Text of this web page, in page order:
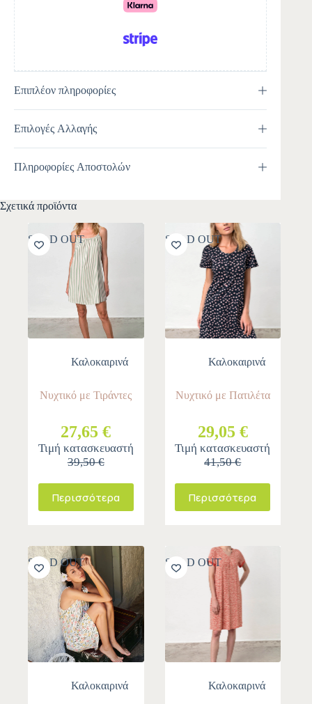
:
Επιπλέον πληροφορίες
Επιλογές Αλλαγής
Πληροφορίες Αποστολών
Σχετικά προϊόντα
SOLD OUT
Καλοκαιρινά
Νυχτικό με Τιράντες
27,65 €
Τιμή κατασκευαστή
39,50 €
Περισσότερα
SOLD OUT
Καλοκαιρινά
Νυχτικό με Πατιλέτα
29,05 €
Τιμή κατασκευαστή
41,50 €
Περισσότερα
SOLD OUT
Καλοκαιρινά
SOLD OUT
Καλοκαιρινά